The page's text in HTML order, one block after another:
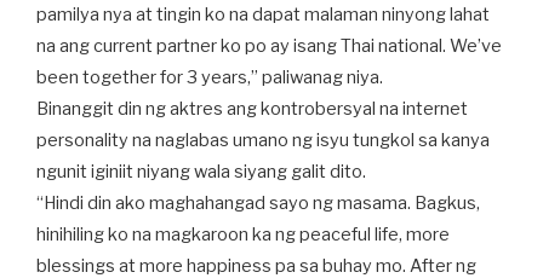
pamilya nya at tingin ko na dapat malaman ninyong lahat
na ang current partner ko po ay isang Thai national. We’ve
been together for 3 years,” paliwanag niya.
Binanggit din ng aktres ang kontrobersyal na internet
personality na naglabas umano ng isyu tungkol sa kanya
ngunit iginiit niyang wala siyang galit dito.
“Hindi din ako maghahangad sayo ng masama. Bagkus,
hinihiling ko na magkaroon ka ng peaceful life, more
blessings at more happiness pa sa buhay mo. After ng